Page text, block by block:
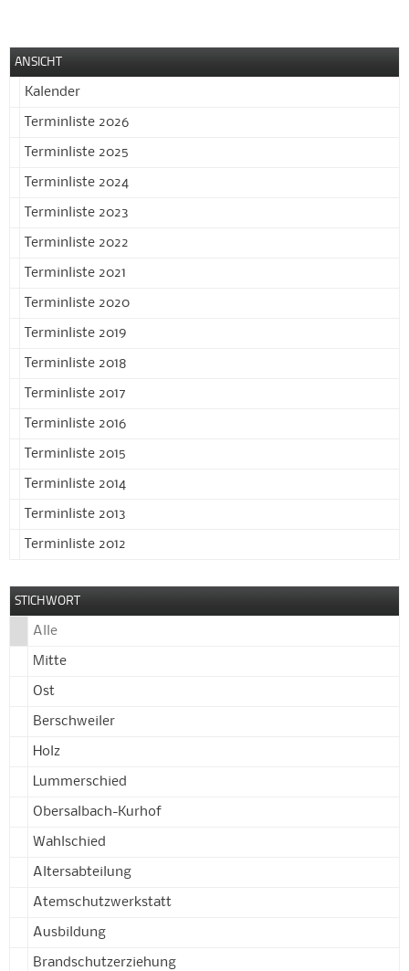
ANSICHT
Kalender
Terminliste 2026
Terminliste 2025
Terminliste 2024
Terminliste 2023
Terminliste 2022
Terminliste 2021
Terminliste 2020
Terminliste 2019
Terminliste 2018
Terminliste 2017
Terminliste 2016
Terminliste 2015
Terminliste 2014
Terminliste 2013
Terminliste 2012
STICHWORT
Alle
Mitte
Ost
Berschweiler
Holz
Lummerschied
Obersalbach-Kurhof
Wahlschied
Altersabteilung
Atemschutzwerkstatt
Ausbildung
Brandschutzerziehung